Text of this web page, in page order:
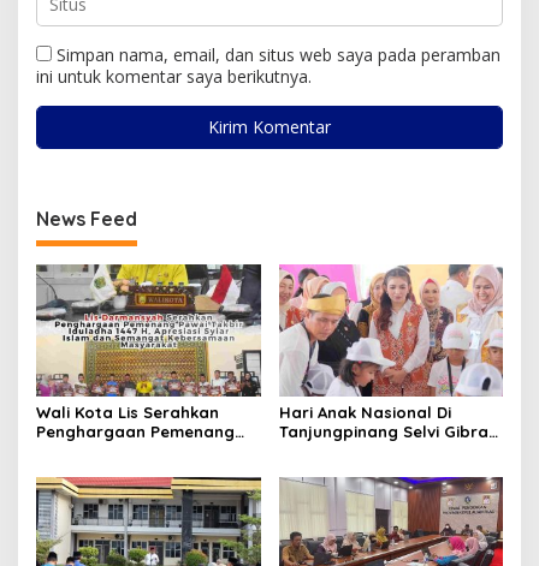
Simpan nama, email, dan situs web saya pada peramban
ini untuk komentar saya berikutnya.
News Feed
Wali Kota Lis Serahkan
Penghargaan Pemenang
Hidupkan Syiar Islam
Hari Anak Nasional Di
Tanjungpinang Selvi Gibran